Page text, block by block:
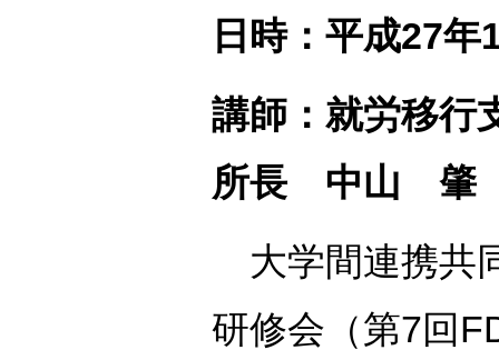
日時：平成27年
講師：就労移
所長 中山 肇
大学間連携共
研修会（第7回